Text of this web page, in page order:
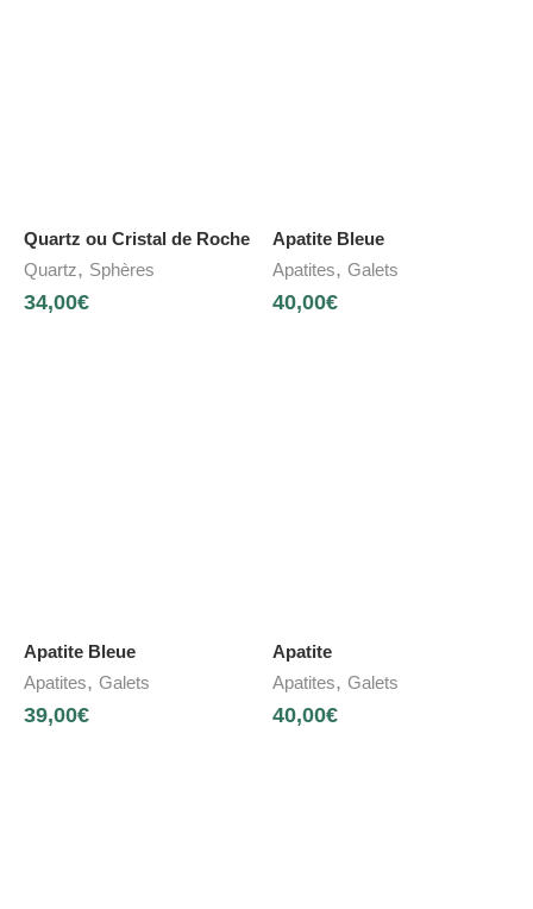
Quartz ou Cristal de Roche
Quartz, Sphères
34,00€
Apatite Bleue
Apatites, Galets
40,00€
Apatite Bleue
Apatites, Galets
39,00€
Apatite
Apatites, Galets
40,00€